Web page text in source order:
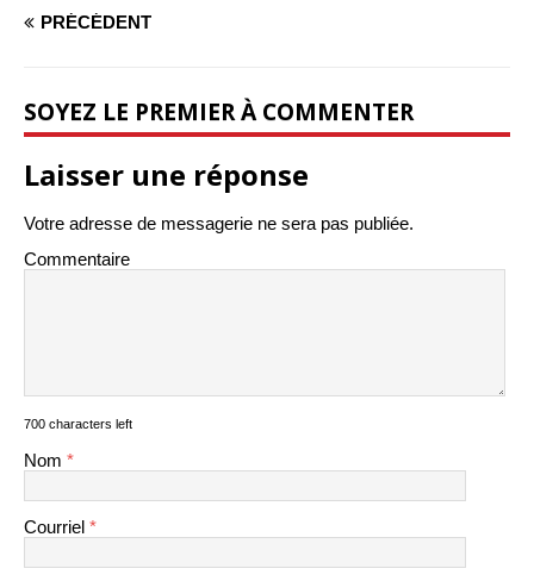
PRÉCÉDENT
SOYEZ LE PREMIER À COMMENTER
Laisser une réponse
Votre adresse de messagerie ne sera pas publiée.
Commentaire
700 characters left
Nom *
Courriel *